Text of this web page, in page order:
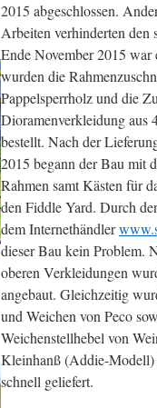
2015 abgeschlossen.
Arbeiten verhinderten den
Ende November 2015 war
wurden die
Pappelsperrholz und die
Dioramenverkleidung aus
bestellt. Nach der
2015 begann der Bau mit
Rahmen samt Kästen für
den Fiddle Yard. Durch
dem Internethändler
dieser Bau kein Problem.
oberen Verkleidungen
angebaut. Gleichzeitig
und Weichen von Peco
Weichenstellhebel von
Kleinhanß (Addie-Modell)
schnell geliefert.